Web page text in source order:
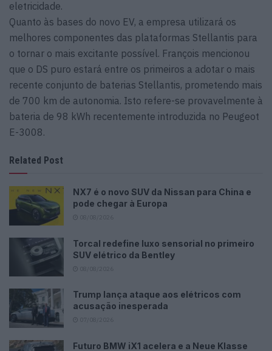
eletricidade.
Quanto às bases do novo EV, a empresa utilizará os
melhores componentes das plataformas Stellantis para
o tornar o mais excitante possível. François mencionou
que o DS puro estará entre os primeiros a adotar o mais
recente conjunto de baterias Stellantis, prometendo mais
de 700 km de autonomia. Isto refere-se provavelmente à
bateria de 98 kWh recentemente introduzida no Peugeot
E-3008.
Related Post
NX7 é o novo SUV da Nissan para China e
pode chegar à Europa
Torcal redefine luxo sensorial no primeiro
SUV elétrico da Bentley
Trump lança ataque aos elétricos com
acusação inesperada
Futuro BMW iX1 acelera e a Neue Klasse